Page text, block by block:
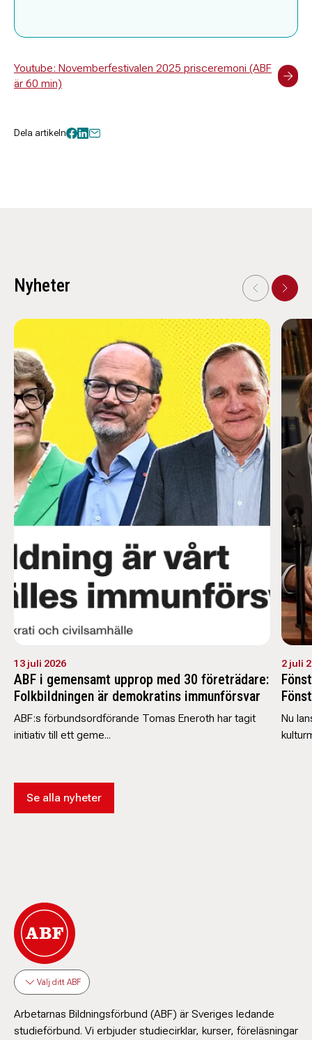
Youtube: Novemberfestivalen 2025 prisceremoni (ABF
är 60 min)
Dela artikeln
Nyheter
13 juli 2026
ABF i gemensamt upprop med 30 företrädare:
Folkbildningen är demokratins immunförsvar
ABF:s förbundsordförande Tomas Eneroth har tagit
initiativ till ett geme...
2 juli
Nu
Se alla nyheter
Välj ditt ABF
Arbetarnas Bildningsförbund (ABF) är Sveriges ledande
studieförbund. Vi erbjuder studiecirklar, kurser, föreläsningar